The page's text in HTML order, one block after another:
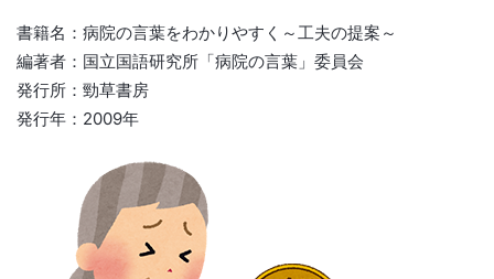
書籍名：病院の言葉をわかりやすく～工夫の提案～
編著者：国立国語研究所「病院の言葉」委員会
発行所：勁草書房
発行年：2009年